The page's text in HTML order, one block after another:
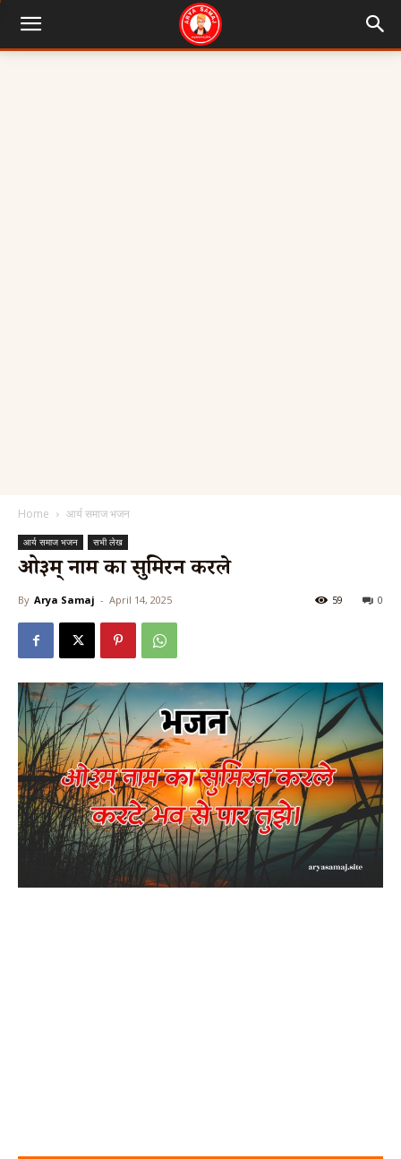
Home आर्य समाज भजन
आर्य समाज भजन सभी लेख
ओ३म् नाम का सुमिरन करले
By Arya Samaj - April 14, 2025 0
59